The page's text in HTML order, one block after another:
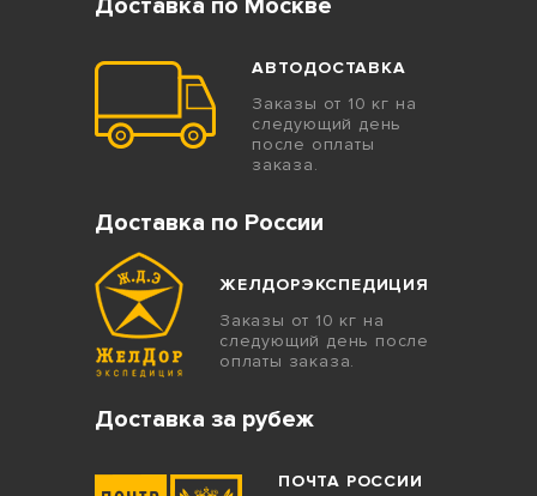
Доставка по Москве
АВТОДОСТАВКА
Заказы от 10 кг на
следующий день
после оплаты
заказа.
Доставка по России
ЖЕЛДОРЭКСПЕДИЦИЯ
Заказы от 10 кг на
следующий день после
оплаты заказа.
Доставка за рубеж
ПОЧТА РОССИИ